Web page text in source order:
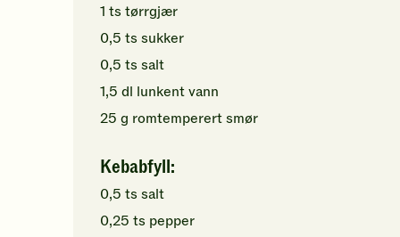
1 ts tørrgjær
0,5 ts sukker
0,5 ts salt
1,5 dl lunkentvann
25 g romtemperertsmør
Kebabfyll:
0,5 ts salt
0,25 ts pepper